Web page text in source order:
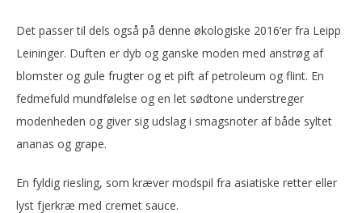
Det passer til dels også på denne økologiske 2016’er fra Leipp
Leininger. Duften er dyb og ganske moden med anstrøg af
blomster og gule frugter og et pift af petroleum og flint. En
fedmefuld mundfølelse og en let sødtone understreger
modenheden og giver sig udslag i smagsnoter af både syltet
ananas og grape.
En fyldig riesling, som kræver modspil fra asiatiske retter eller
lyst fjerkræ med cremet sauce.